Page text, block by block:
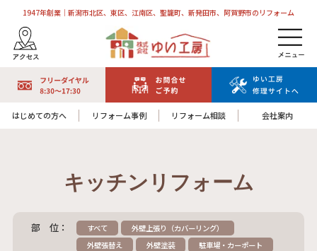
1947年創業｜新潟市北区、東区、江南区、聖籠町、新発田市、阿賀野市のリフォーム
はじめての方へ リフォーム事例 リフォーム相談 会社案内
キッチンリフォーム
部 位： すべて
外壁上張り（カバーリング）
外壁張替え
外壁塗装
駐車場・カーポート